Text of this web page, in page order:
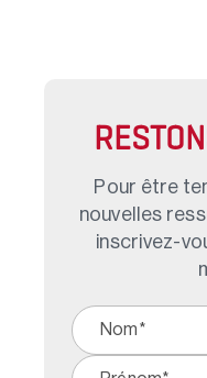
Pour être
nouvelles
inscrivez-